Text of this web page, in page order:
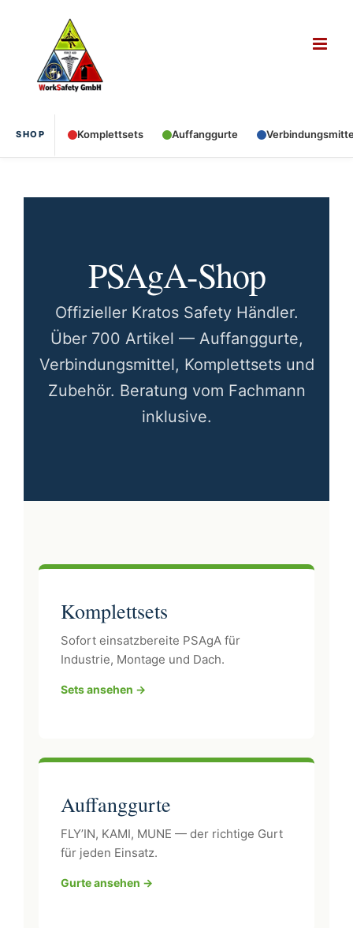
SHOP Komplettsets Auffanggurte
PSAgA-Shop
Offizieller Kratos Safety Händler.
Über 700 Artikel — Auffanggurte,
Verbindungsmittel, Komplettsets und
Zubehör. Beratung vom Fachmann
inklusive.
Komplettsets
Sofort einsatzbereite PSAgA für
Industrie, Montage und Dach.
Sets ansehen →
Auffanggurte
FLY’IN, KAMI, MUNE — der richtige Gurt
für jeden Einsatz.
Gurte ansehen →